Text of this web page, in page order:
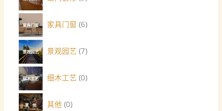
家具门窗 6
景观园艺 7
细木工艺 0
其他 0